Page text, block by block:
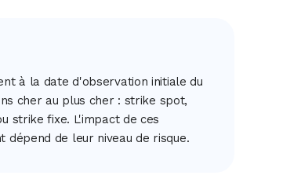
à la date d'observation initiale du
cher au plus cher : strike spot,
strike fixe. L'impact de ces
de leur niveau de risque.